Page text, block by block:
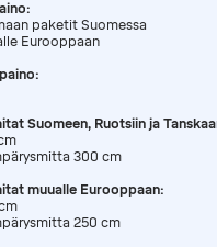
paketit Suomessa
Eurooppaan
Suomeen, Ruotsiin ja
300 cm
muualle Eurooppaan:
250 cm